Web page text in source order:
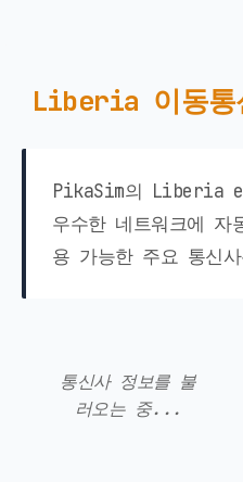
Liberia 이동통
PikaSim의 Liberia
우수한 네트워크에 자
용 가능한 주요 통신
통신사 정보를 불
러오는 중...